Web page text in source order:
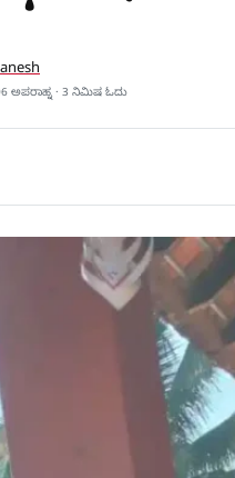
ಅಪರಾಹ್ನ · 3 ನಿಮಿಷ ಓದು